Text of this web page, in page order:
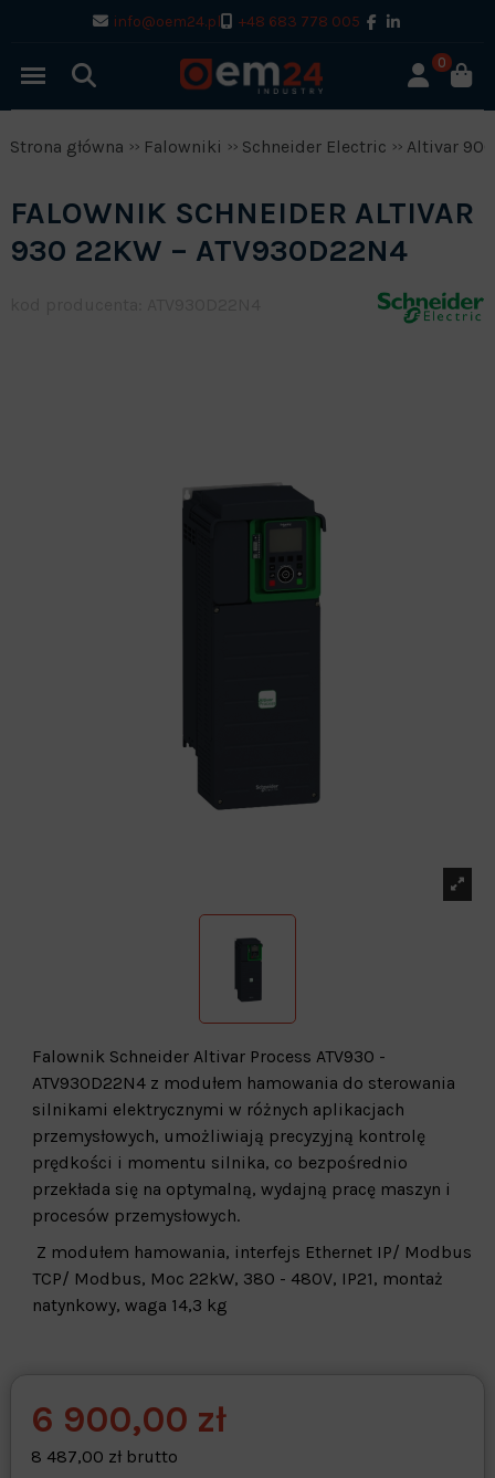
info@oem24.pl +48 683 778 005
0
Strona główna Falowniki Schneider Electric Altivar 900
FALOWNIK SCHNEIDER ALTIVAR
930 22KW – ATV930D22N4
Falownik Schneider Altivar Process ATV930 -
ATV930D22N4 z modułem hamowania do sterowania
silnikami elektrycznymi w różnych aplikacjach
przemysłowych, umożliwiają precyzyjną kontrolę
prędkości i momentu silnika, co bezpośrednio
przekłada się na optymalną, wydajną pracę maszyn i
procesów przemysłowych.
Z modułem hamowania, interfejs Ethernet IP/ Modbus
TCP/ Modbus, Moc 22kW, 380 - 480V, IP21, montaż
natynkowy, waga 14,3 kg
Warehouse
opcjonalne
6 900,00 zł
8 487,00 zł brutto